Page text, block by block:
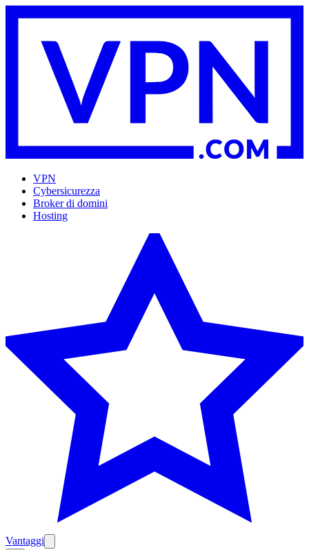
VPN
Cybersicurezza
Broker di domini
Hosting
Vantaggi